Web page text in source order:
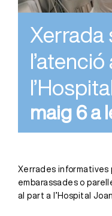
Xerrada
maig 6 a
Xerrades
embarassades o
al part a l’Hospital